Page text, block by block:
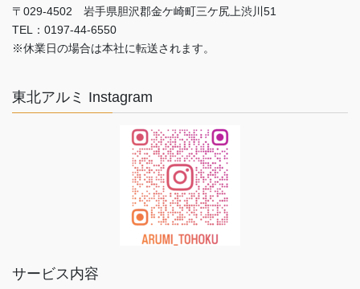
〒029-4502 岩手県胆沢郡金ケ崎町三ケ尻上渋川51
TEL：0197-44-6550
※休業日の場合は本社に転送されます。
東北アルミ Instagram
サービス内容